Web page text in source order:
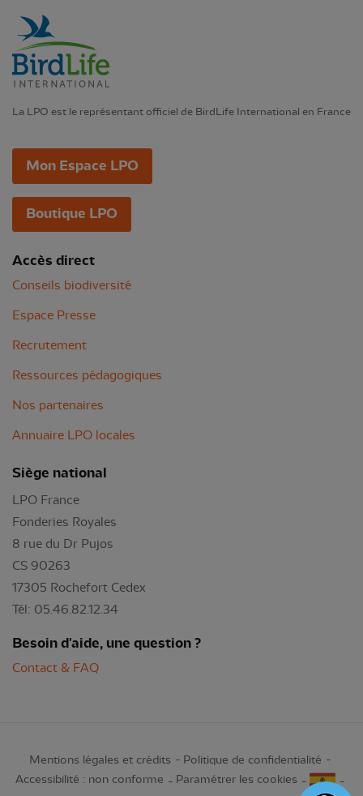
La LPO est le représentant officiel de BirdLife International en France
Mon Espace LPO
Boutique LPO
Accès direct
Conseils biodiversité
Espace Presse
Recrutement
Ressources pédagogiques
Nos partenaires
Annuaire LPO locales
Siège national
LPO France
Fonderies Royales
8 rue du Dr Pujos
CS 90263
17305 Rochefort Cedex
Tél: 05.46.82.12.34
Besoin d'aide, une question ?
Contact & FAQ
Mentions légales et crédits
Politique de confidentialité
Accessibilité : non conforme
Paramétrer les cookies